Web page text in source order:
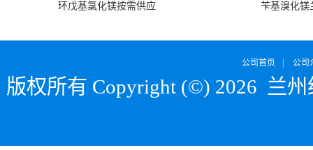
环戊基氯化镁按需供应 苄基溴化镁
公司首页 公司
版权所有 Copyright (©) 2026 兰